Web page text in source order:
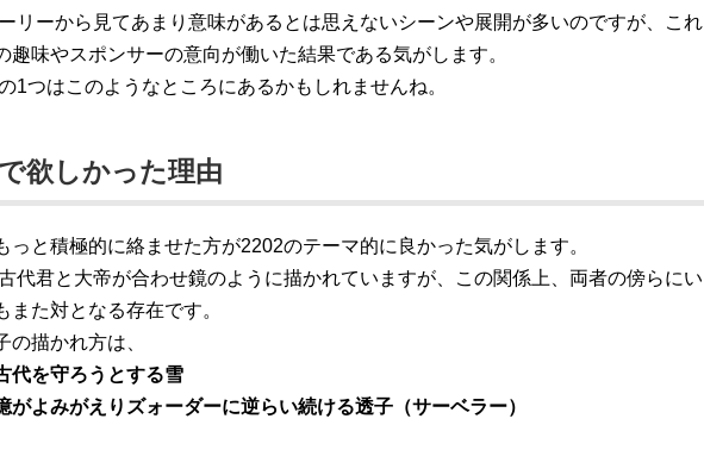
リーから見てあまり意味があるとは思えないシーンや展開が多いのですが、これ
趣味やスポンサーの意向が働いた結果である気がします。
1つはこのようなところにあるかもしれませんね。
欲しかった理由
っと積極的に絡ませた方が2202のテーマ的に良かった気がします。
代君と大帝が合わせ鏡のように描かれていますが、この関係上、両者の傍らにい
また対となる存在です。
描かれ方は、
代を守ろうとする雪
がよみがえりズォーダーに逆らい続ける透子（サーベラー）